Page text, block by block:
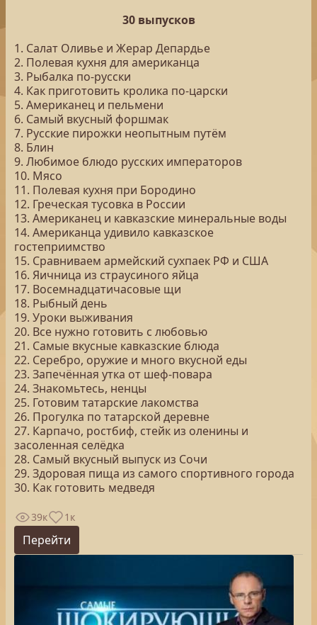
30 выпусков
1. Салат Оливье и Жерар Депардье
2. Полевая кухня для американца
3. Рыбалка по-русски
4. Как приготовить кролика по-царски
5. Американец и пельмени
6. Самый вкусный форшмак
7. Русские пирожки неопытным путём
8. Блин
9. Любимое блюдо русских императоров
10. Мясо
11. Полевая кухня при Бородино
12. Греческая тусовка в России
13. Американец и кавказские минеральные воды
14. Американца удивило кавказское
гостеприимство
15. Сравниваем армейский сухпаек РФ и США
16. Яичница из страусиного яйца
17. Восемнадцатичасовые щи
18. Рыбный день
19. Уроки выживания
20. Все нужно готовить с любовью
21. Самые вкусные кавказские блюда
22. Серебро, оружие и много вкусной еды
23. Запечённая утка от шеф-повара
24. Знакомьтесь, ненцы
25. Готовим татарские лакомства
26. Прогулка по татарской деревне
27. Карпачо, ростбиф, стейк из оленины и
засоленная селёдка
28. Самый вкусный выпуск из Сочи
29. Здоровая пища из самого спортивного города
30. Как готовить медведя
39к 1к
Перейти